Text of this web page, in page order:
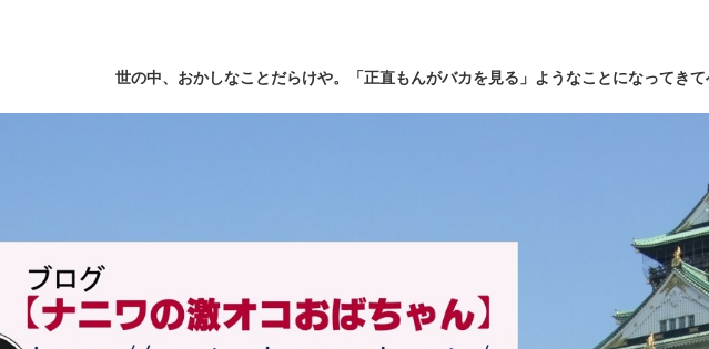
世の中、おかしなことだらけや。「正直もんがバカを見る」ようなことになってきて